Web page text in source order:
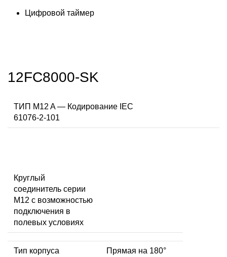
Цифровой таймер
12FC8000-SK
ТИП M12 A — Кодирование IEC
61076-2-101
Круглый
соединитель серии
M12 с возможностью
подключения в
полевых условиях
Тип корпуса Прямая на 180°